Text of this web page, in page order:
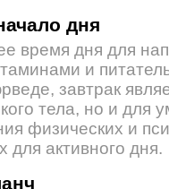
дня
время дня для
и
завтрак
тела, но и для
физических и
для активного дня.